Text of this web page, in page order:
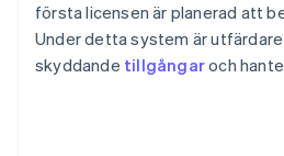
första licensen är planerad att
Under detta system är
skyddande tillgångaroch